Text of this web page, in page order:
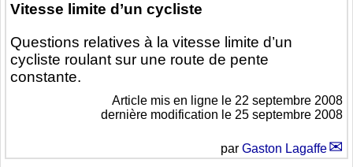
Vitesse limite d’un cycliste
Questions relatives à la vitesse limite d’un
cycliste roulant sur une route de pente
constante.
Article mis en ligne le 22 septembre 2008
dernière modification le 25 septembre 2008
par Gaston Lagaffe